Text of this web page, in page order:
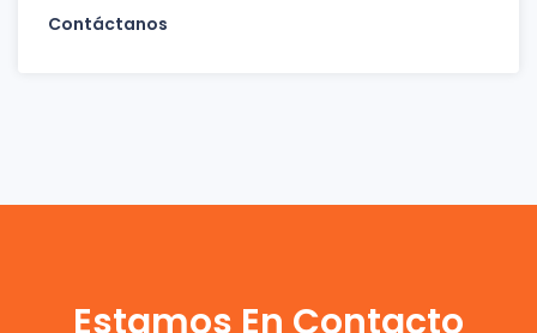
Contáctanos
Estamos En Contacto